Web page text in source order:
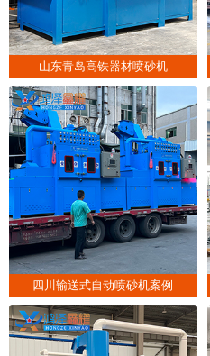
山东青岛高铁器材喷砂机
四川输送式自动喷砂机案例